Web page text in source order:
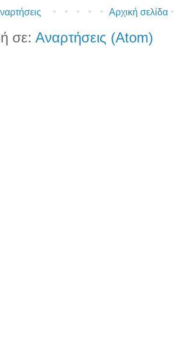
Αρχική σελίδα
σε: Αναρτήσεις (Atom)